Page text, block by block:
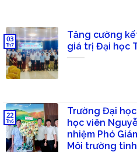
Tăng cường
giá trị Đại học
03
Th7
Trường Đại
học viên
nhiệm Phó
Môi trường
22
Th6